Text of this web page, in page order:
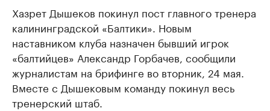
Хазрет Дышеков покинул пост главного тренера
калининградской «Балтики». Новым
наставником клуба назначен бывший игрок
«балтийцев» Александр Горбачев, сообщили
журналистам на брифинге во вторник, 24 мая.
Вместе с Дышековым команду покинул весь
тренерский штаб.